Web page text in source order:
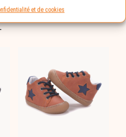
et de cookies
peut-être